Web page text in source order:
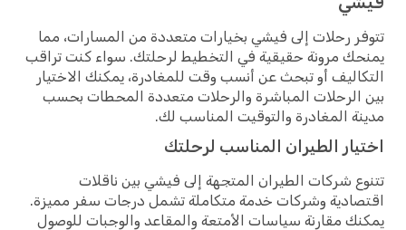
تتوفر رحلات إلى فيشي بخيارات متعددة من المسارات، مما
يمنحك مرونة حقيقية في التخطيط لرحلتك. سواء كنت تراقب
التكاليف أو تبحث عن أنسب وقت للمغادرة، يمكنك الاختيار
بين الرحلات المباشرة والرحلات متعددة المحطات بحسب
مدينة المغادرة والتوقيت المناسب لك.
اختيار الطيران المناسب لرحلتك
تتنوع شركات الطيران المتجهة إلى فيشي بين ناقلات
اقتصادية وشركات خدمة متكاملة تشمل درجات سفر مميزة.
يمكنك مقارنة سياسات الأمتعة والمقاعد والوجبات للوصول